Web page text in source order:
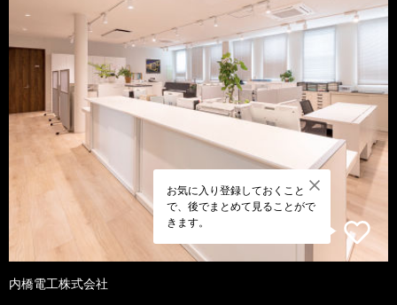
お気に入り登録しておくこと
で、後でまとめて見ることがで
きます。
内橋電工株式会社